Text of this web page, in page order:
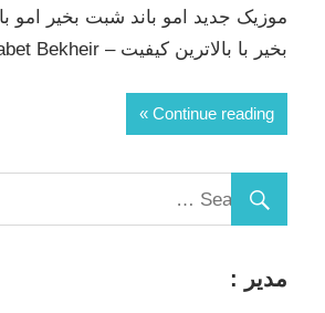
موزیک جدید امو باند شبت بخیر امو
بخیر با بالاترین کیفیت – Shabet Bekheir تظنیم کننده :
Continue reading
مدیر :